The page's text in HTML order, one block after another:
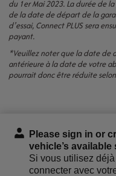
du 1er Mai 2023. La durée de
de la date de départ de la
d’essai, Connect PLUS sera
payant.
*Veuillez noter que la date de
antérieure à la date de votre
pourrait donc être réduite
Please sign in or
vehicle’s available
Si vous utilisez déjà
connecter avec